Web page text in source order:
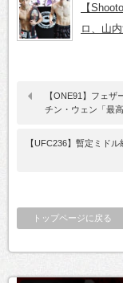
【
ロ、山
【ONE91】フェ
チン・ウェン「最
【UFC236】暫定ミド
トップページに戻る